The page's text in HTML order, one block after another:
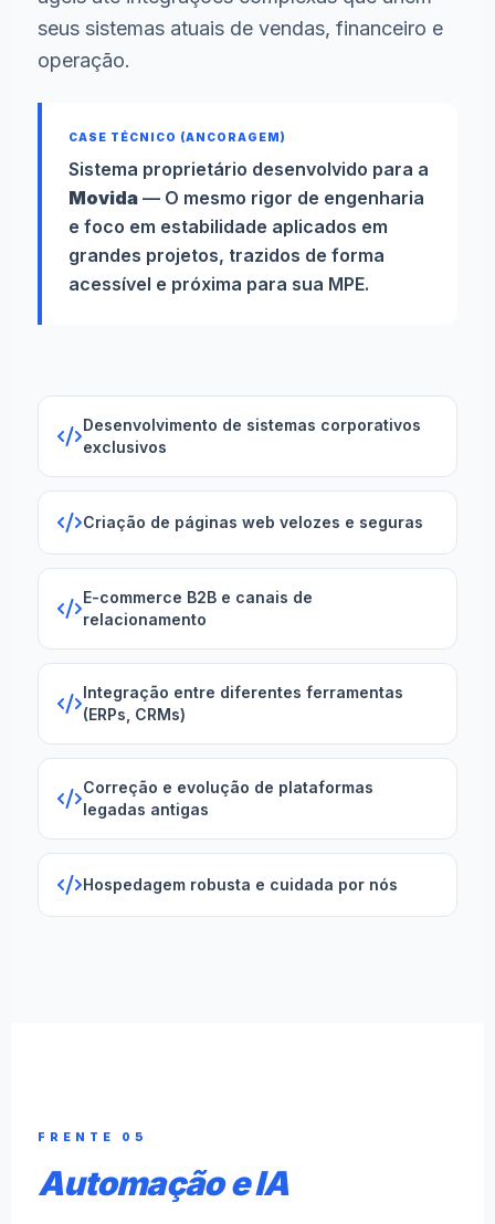
seus sistemas atuais de vendas, financeiro e
operação.
CASE TÉCNICO (ANCORAGEM)
Sistema proprietário desenvolvido para a
Movida — O mesmo rigor de engenharia
e foco em estabilidade aplicados em
grandes projetos, trazidos de forma
acessível e próxima para sua MPE.
Desenvolvimento de sistemas corporativos
exclusivos
Criação de páginas web velozes e seguras
E-commerce B2B e canais de
relacionamento
Integração entre diferentes ferramentas
(ERPs, CRMs)
Correção e evolução de plataformas
legadas antigas
Hospedagem robusta e cuidada por nós
FRENTE 05
Automação e IA